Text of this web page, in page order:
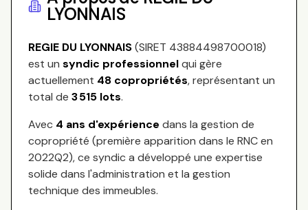
LYONNAIS
REGIE DU LYONNAIS(SIRET 43884498700018)
est un syndic professionnelqui gère
actuellement 48 copropriétés, représentant un
total de 3 515 lots.
Avec 4 ans d'expérience dans la gestion de
copropriété (première apparition dans le RNC en
2022Q2), ce syndic a développé une expertise
solide dans l'administration et la gestion
technique des immeubles.